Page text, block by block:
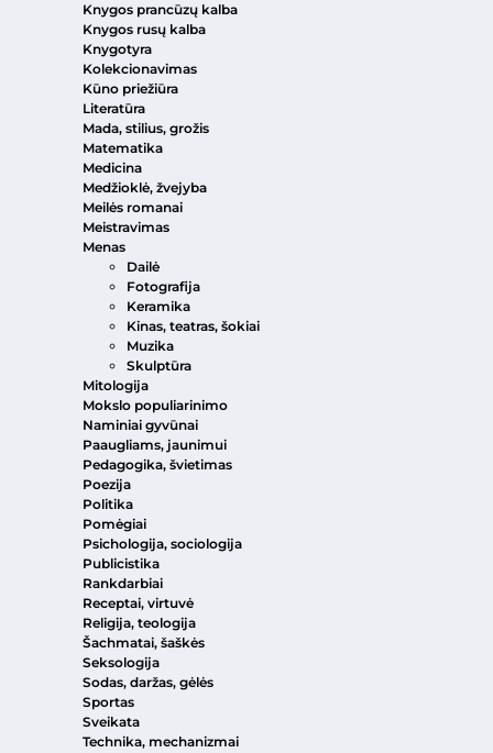
Knygos prancūzų kalba
Knygos rusų kalba
Knygotyra
Kolekcionavimas
Kūno priežiūra
Literatūra
Mada, stilius, grožis
Matematika
Medicina
Medžioklė, žvejyba
Meilės romanai
Meistravimas
Menas
Dailė
Fotografija
Keramika
Kinas, teatras, šokiai
Muzika
Skulptūra
Mitologija
Mokslo populiarinimo
Naminiai gyvūnai
Paaugliams, jaunimui
Pedagogika, švietimas
Poezija
Politika
Pomėgiai
Psichologija, sociologija
Publicistika
Rankdarbiai
Receptai, virtuvė
Religija, teologija
Šachmatai, šaškės
Seksologija
Sodas, daržas, gėlės
Sportas
Sveikata
Technika, mechanizmai